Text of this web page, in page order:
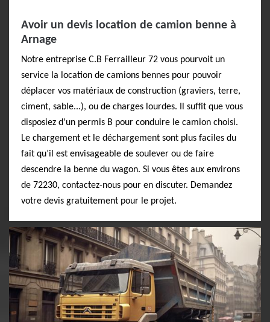
Avoir un devis location de camion benne à
Arnage
Notre entreprise C.B Ferrailleur 72 vous pourvoit un
service la location de camions bennes pour pouvoir
déplacer vos matériaux de construction (graviers, terre,
ciment, sable...), ou de charges lourdes. Il suffit que vous
disposiez d’un permis B pour conduire le camion choisi.
Le chargement et le déchargement sont plus faciles du
fait qu’il est envisageable de soulever ou de faire
descendre la benne du wagon. Si vous êtes aux environs
de 72230, contactez-nous pour en discuter. Demandez
votre devis gratuitement pour le projet.